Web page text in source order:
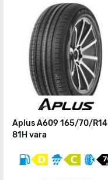
Aplus A609 165/70/R14
81H vara